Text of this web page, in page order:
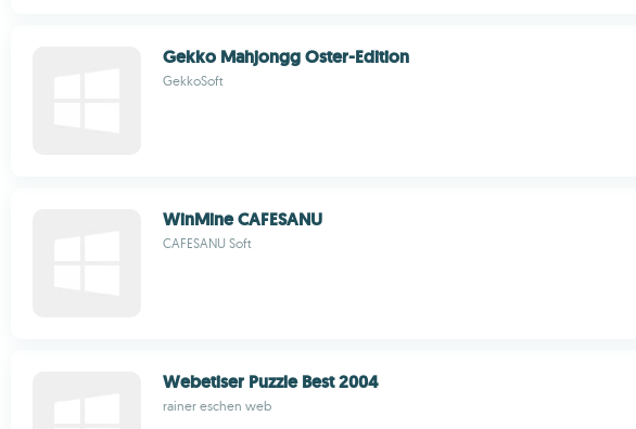
Gekko Mahjongg Oster-Edition
GekkoSoft
WinMine CAFESANU
CAFESANU Soft
Webetiser Puzzle Best 2004
rainer eschen web